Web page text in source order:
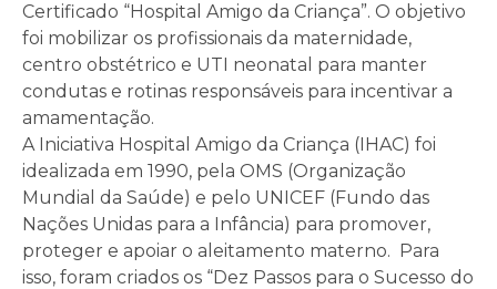
Certificado “Hospital Amigo da Criança”. O objetivo
foi mobilizar os profissionais da maternidade,
centro obstétrico e UTI neonatal para manter
condutas e rotinas responsáveis para incentivar a
amamentação.
A Iniciativa Hospital Amigo da Criança (IHAC) foi
idealizada em 1990, pela OMS (Organização
Mundial da Saúde) e pelo UNICEF (Fundo das
Nações Unidas para a Infância) para promover,
proteger e apoiar o aleitamento materno. Para
isso, foram criados os “Dez Passos para o Sucesso do